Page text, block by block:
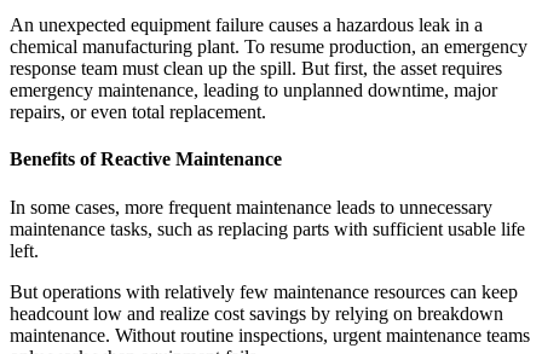
An unexpected equipment failure causes a hazardous leak in a
chemical manufacturing plant. To resume production, an emergency
response team must clean up the spill. But first, the asset requires
emergency maintenance, leading to unplanned downtime, major
repairs, or even total replacement.
Benefits of Reactive Maintenance
In some cases, more frequent maintenance leads to unnecessary
maintenance tasks, such as replacing parts with sufficient usable life
left.
But operations with relatively few maintenance resources can keep
headcount low and realize cost savings by relying on breakdown
maintenance. Without routine inspections, urgent maintenance teams